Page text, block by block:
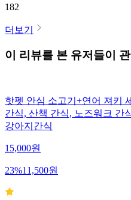
182
더보기
이 리뷰를 본 유저들이
핫펫 안심 소고기+연어 져키
간식, 산책 간식, 노즈워크 간
강아지간식
15,000원
23%11,500원